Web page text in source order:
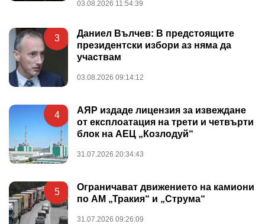
03.08.2026 11:54:39
3
Даниел Вълчев: В предстоящите
президентски избори аз няма да
участвам
03.08.2026 09:14:12
4
АЯР издаде лицензия за извеждане
от експлоатация на трети и четвърти
блок на АЕЦ „Козлодуй“
31.07.2026 20:34:43
5
Ограничават движението на камиони
по АМ „Тракия“ и „Струма“
31.07.2026 09:26:09